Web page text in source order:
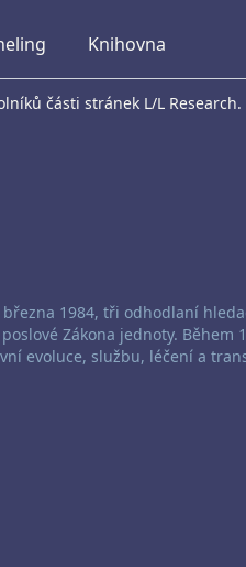
Knihovna
části stránek L/L Research.
za channeling:
března 1984, tři odhodlaní
Zákona jednoty.
evoluce, službu, léčení a